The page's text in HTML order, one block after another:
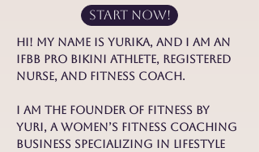
START NOW!
Hi! My name is Yurika, and I am an
IFBB Pro Bikini athlete, Registered
Nurse, and Fitness coach.
I am the founder of Fitness by
Yuri, a women’s fitness coaching
business specializing in lifestyle